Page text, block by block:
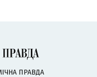
ПРАВДА